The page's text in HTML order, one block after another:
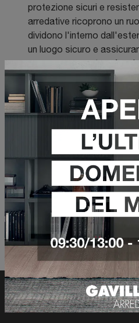
Filtra
protezione sicuri e
arredative ricoprono un
dividono l'interno
un luogo sicuro e
sempre con gusto e
infinita di risultati estetici
portoncini riescono a
possibilità di
garantendone la totale
tuo stile personale.